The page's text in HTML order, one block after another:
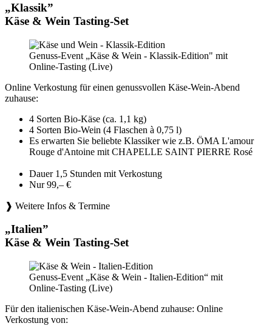
„Klassik”
Käse & Wein Tasting-Set
Genuss-Event „Käse & Wein - Klassik-Edition" mit
Online-Tasting (Live)
Online Verkostung für einen genussvollen Käse-Wein-Abend
zuhause:
4 Sorten Bio-Käse (ca. 1,1 kg)
4 Sorten Bio-Wein (4 Flaschen à 0,75 l)
Es erwarten Sie beliebte Klassiker wie z.B. ÖMA L'amour
Rouge d'Antoine mit CHAPELLE SAINT PIERRE Rosé
Dauer 1,5 Stunden mit Verkostung
Nur 99,– €
❱ Weitere Infos & Termine
„Italien”
Käse & Wein Tasting-Set
Genuss-Event „Käse & Wein - Italien-Edition“ mit
Online-Tasting (Live)
Für den italienischen Käse-Wein-Abend zuhause: Online
Verkostung von: